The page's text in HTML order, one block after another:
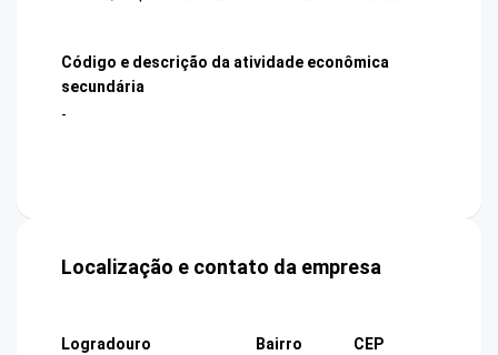
Código e descrição da atividade econômica
secundária
-
Localização e contato da empresa
Logradouro
Bairro
CEP